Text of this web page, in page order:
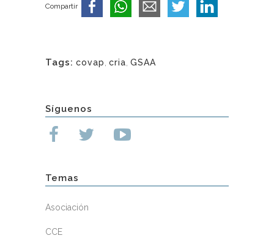
Compartir
Tags: covap, cria, GSAA
Síguenos
Temas
Asociación
CCE